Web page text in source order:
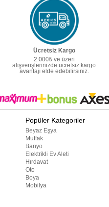
Ücretsiz Kargo
2.000₺ ve üzeri
alışverişlerinizde ücretsiz kargo
avantajı elde edebilirsiniz.
Popüler Kategoriler
Beyaz Eşya
Mutfak
Banyo
Elektrikli Ev Aleti
Hırdavat
Oto
Boya
Mobilya